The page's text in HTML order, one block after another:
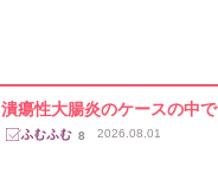
潰瘍性大腸炎のケースの中で
8 2026.08.01